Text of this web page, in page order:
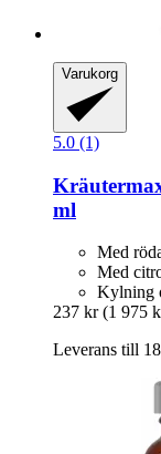
Varukorg
5.0 (1)
ml
Med
Med
Kylning
237 kr (1 975
Leverans till